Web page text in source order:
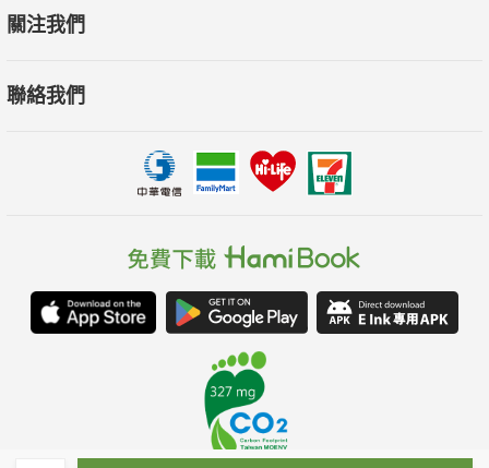
關注我們
聯絡我們